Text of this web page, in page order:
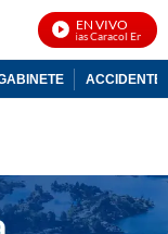
EN VIVO
Noticias Caracol En Vivo
ACCIDENTE